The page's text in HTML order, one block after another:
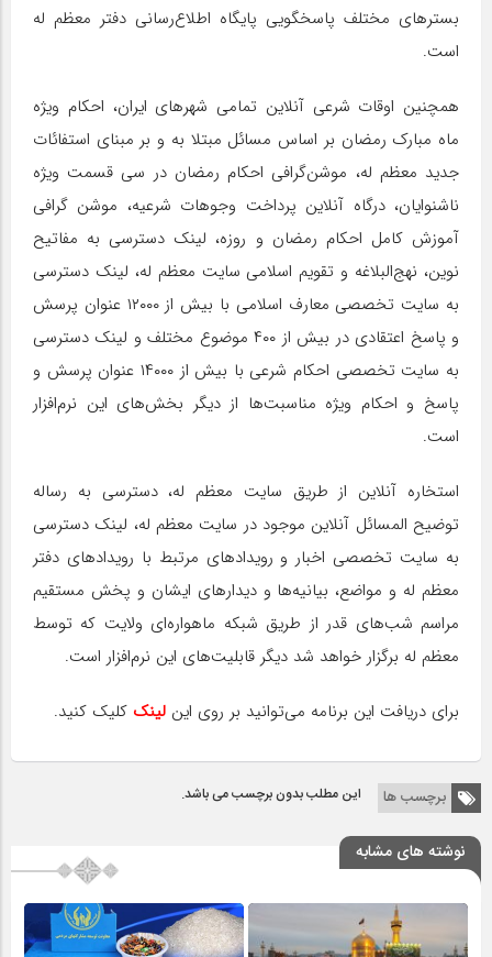
بستر‌های مختلف پاسخگویی پایگاه اطلاع‌رسانی دفتر معظم له
است.
همچنین اوقات شرعی آنلاین تمامی شهر‌های ایران، احکام ویژه
ماه مبارک رمضان بر اساس مسائل مبتلا به و بر مبنای استفائات
جدید معظم له، موشن‌گرافی احکام رمضان در سی قسمت ویژه
ناشنوایان، درگاه آنلاین پرداخت وجوهات شرعیه، موشن گرافی
آموزش کامل احکام رمضان و روزه، لینک دسترسی به مفاتیح
نوین، نهج‌البلاغه و تقویم اسلامی سایت معظم له، لینک دسترسی
به سایت تخصصی معارف اسلامی با بیش از ۱۲۰۰۰ عنوان پرسش
و پاسخ اعتقادی در بیش از ۴۰۰ موضوع مختلف و لینک دسترسی
به سایت تخصصی احکام شرعی با بیش از ۱۴۰۰۰ عنوان پرسش و
پاسخ و احکام ویژه مناسبت‌ها از دیگر بخش‌های این نرم‌افزار
است.
استخاره آنلاین از طریق سایت معظم له، دسترسی به رساله
توضیح المسائل آنلاین موجود در سایت معظم له، لینک دسترسی
به سایت تخصصی اخبار و رویداد‌های مرتبط با رویداد‌های دفتر
معظم له و مواضع، بیانیه‌ها و دیدار‌های ایشان و پخش مستقیم
مراسم شب‌های قدر از طریق شبکه ماهواره‌ای ولایت که توسط
معظم له برگزار خواهد شد دیگر قابلیت‌های این نرم‌افزار است.
برای دریافت این برنامه می‌توانید بر روی این لینک کلیک کنید.
برچسب ها این مطلب بدون برچسب می باشد.
نوشته های مشابه